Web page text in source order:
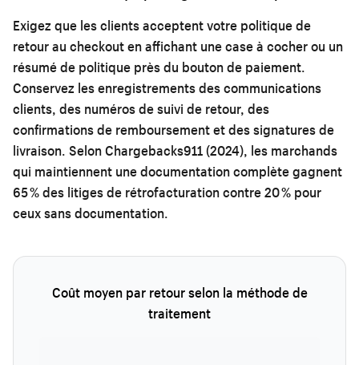
Exigez que les clients acceptent votre politique de
retour au checkout en affichant une case à cocher ou un
résumé de politique près du bouton de paiement.
Conservez les enregistrements des communications
clients, des numéros de suivi de retour, des
confirmations de remboursement et des signatures de
livraison. Selon Chargebacks911 (2024), les marchands
qui maintiennent une documentation complète gagnent
65 % des litiges de rétrofacturation contre 20 % pour
ceux sans documentation.
Coût moyen par retour selon la méthode de
traitement